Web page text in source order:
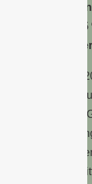
in
Jahres
im Vorjahr
Muttertag im Mai
mit 15,4 Mio.
seit
2010. Die
konstante
sowohl bei